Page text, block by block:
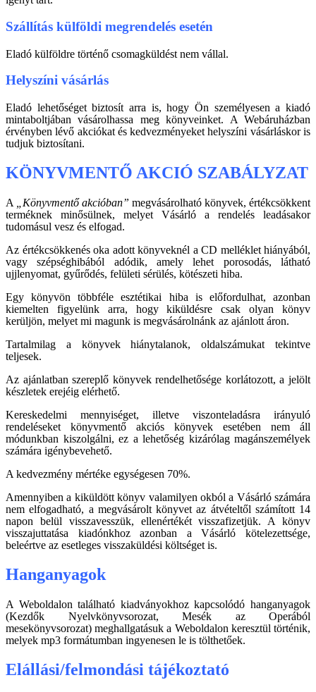
Szállítás külföldi megrendelés esetén
Eladó külföldre történő csomagküldést nem vállal.
Helyszíni vásárlás
Eladó lehetőséget biztosít arra is, hogy Ön személyesen a kiadó
mintaboltjában vásárolhassa meg könyveinket. A Webáruházban
érvényben lévő akciókat és kedvezményeket helyszíni vásárláskor is
tudjuk biztosítani.
KÖNYVMENTŐ AKCIÓ SZABÁLYZAT
A „Könyvmentő akcióban” megvásárolható könyvek, értékcsökkent
terméknek minősülnek, melyet Vásárló a rendelés leadásakor
tudomásul vesz és elfogad.
Az értékcsökkenés oka adott könyveknél a CD melléklet hiányából,
vagy szépséghibából adódik, amely lehet porosodás, látható
ujjlenyomat, gyűrődés, felületi sérülés, kötészeti hiba.
Egy könyvön többféle esztétikai hiba is előfordulhat, azonban
kiemelten figyelünk arra, hogy kiküldésre csak olyan könyv
kerüljön, melyet mi magunk is megvásárolnánk az ajánlott áron.
Tartalmilag a könyvek hiánytalanok, oldalszámukat tekintve
teljesek.
Az ajánlatban szereplő könyvek rendelhetősége korlátozott, a jelölt
készletek erejéig elérhető.
Kereskedelmi mennyiséget, illetve viszonteladásra irányuló
rendeléseket könyvmentő akciós könyvek esetében nem áll
módunkban kiszolgálni, ez a lehetőség kizárólag magánszemélyek
számára igénybevehető.
A kedvezmény mértéke egységesen 70%.
Amennyiben a kiküldött könyv valamilyen okból a Vásárló számára
nem elfogadható, a megvásárolt könyvet az átvételtől számított 14
napon belül visszavesszük, ellenértékét visszafizetjük. A könyv
visszajuttatása kiadónkhoz azonban a Vásárló kötelezettsége,
beleértve az esetleges visszaküldési költséget is.
Hanganyagok
A Weboldalon található kiadványokhoz kapcsolódó hanganyagok
(Kezdők Nyelvkönyvsorozat, Mesék az Operából
mesekönyvsorozat) meghallgatásuk a Weboldalon keresztül történik,
melyek mp3 formátumban ingyenesen le is tölthetőek.
Elállási/felmondási tájékoztató